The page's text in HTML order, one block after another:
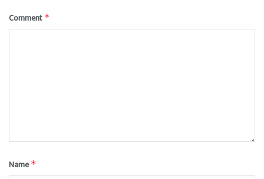
Comment *
Name*